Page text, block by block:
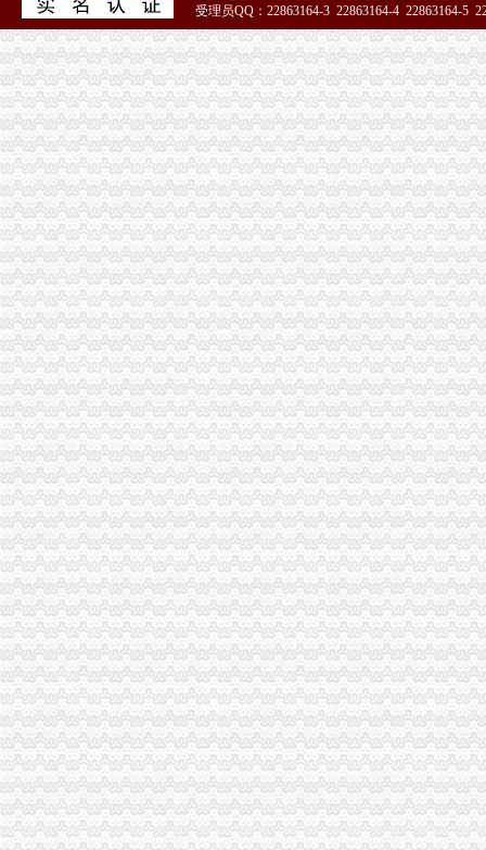
受理员QQ：22863164-3 22863164-4 22863164-5
51La